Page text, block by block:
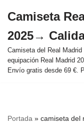
al
contenido
Camiseta
2025→
Camiseta del Real
equipación Real Madrid
Envío gratis desde 69 €.
Portada » camiseta del